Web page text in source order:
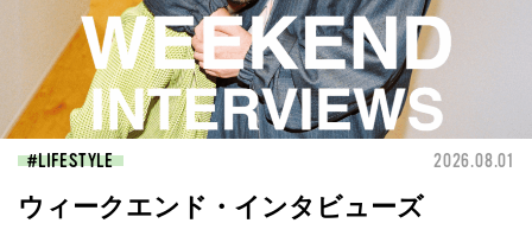
LIFESTYLE 2026.08.01
ウィークエンド・インタビューズ